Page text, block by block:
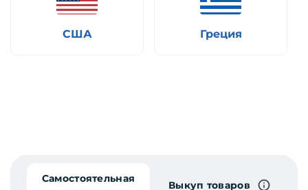
США Греция
Самостоятельная
Выкуп товаров